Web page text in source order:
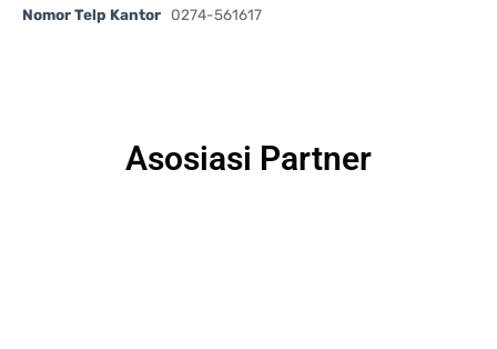
Nomor Telp Kantor 0274-561617
Asosiasi Partner